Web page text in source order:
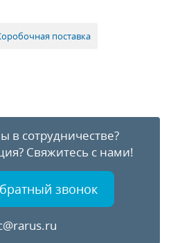
поставка
в сотрудничестве?
Свяжитесь с нами!
звонок